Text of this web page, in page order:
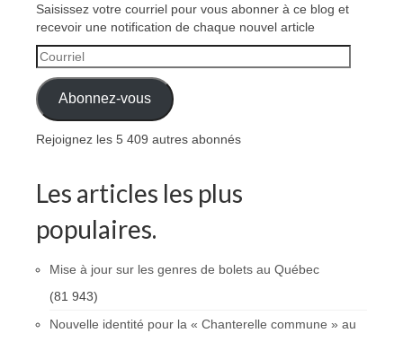
Saisissez votre courriel pour vous abonner à ce blog et
recevoir une notification de chaque nouvel article
Courriel
Abonnez-vous
Rejoignez les 5 409 autres abonnés
Les articles les plus
populaires.
Mise à jour sur les genres de bolets au Québec
(81 943)
Nouvelle identité pour la « Chanterelle commune » au